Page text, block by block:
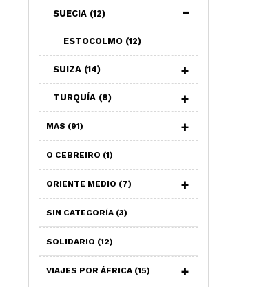
SUECIA (12)
ESTOCOLMO (12)
SUIZA (14)
TURQUÍA (8)
MAS (91)
O CEBREIRO (1)
ORIENTE MEDIO (7)
SIN CATEGORÍA (3)
SOLIDARIO (12)
VIAJES POR ÁFRICA (15)